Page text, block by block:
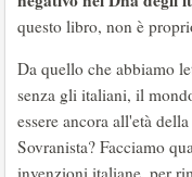
questo libro, non è
Da quello che abbiamo
senza gli italiani, il
essere ancora all'età
Sovranista? Facciamo
invenzioni italiane, per